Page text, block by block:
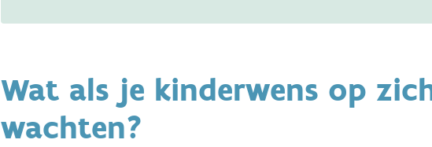
Wat als je kinderwens op
wachten?